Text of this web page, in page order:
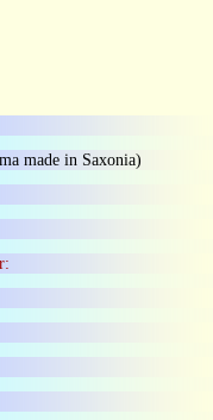
made in Saxonia)